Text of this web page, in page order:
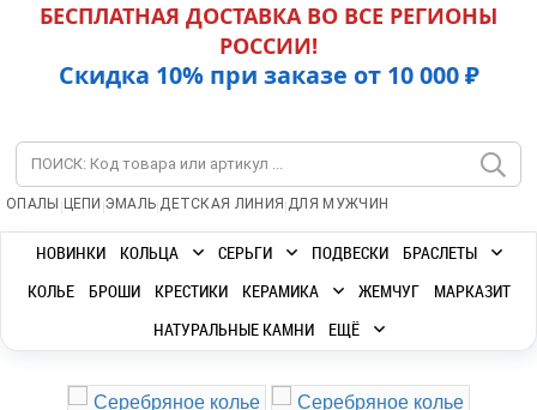
БЕСПЛАТНАЯ ДОСТАВКА ВО ВСЕ РЕГИОНЫ
РОССИИ!
Скидка 10% при заказе от 10 000 ₽
ОПАЛЫ | ЦЕПИ |ЭМАЛЬ|ДЕТСКАЯ ЛИНИЯ |ДЛЯ МУЖЧИН
НОВИНКИ КОЛЬЦА СЕРЬГИ ПОДВЕСКИ
БРАСЛЕТЫ
КОЛЬЕ
БРОШИ КРЕСТИКИ КЕРАМИКА ЖЕМЧУГ
МАРКАЗИТ
НАТУРАЛЬНЫЕ КАМНИ
ЕЩЁ